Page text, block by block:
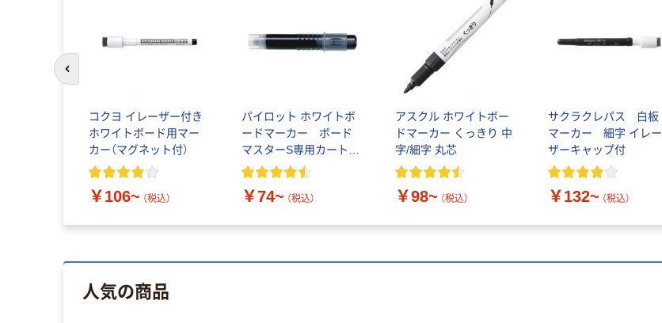
コクヨ イレーザー付き
ホワイトボード用マー
カー（マグネット付）
￥106~ （税込）
パイロット ホワイトボ
ードマーカー ボード
マスターS専用カートリ
ッジ
￥74~ （税込）
アスクル ホワイトボー
ドマーカー くっきり 中
字/細字 丸芯
￥98~ （税込）
サクラクレパス 白板
マーカー 細字 イレー
ザーキャップ付
￥132~ （税込）
人気の商品